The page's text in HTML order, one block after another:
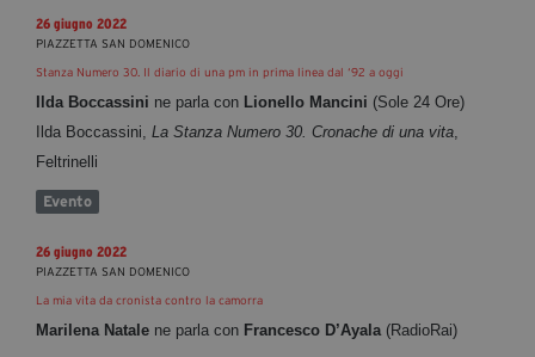
26 giugno 2022
PIAZZETTA SAN DOMENICO
Stanza Numero 30. Il diario di una pm in prima linea dal ‘92 a oggi
Ilda Boccassini ne parla con Lionello Mancini (Sole 24 Ore)
Ilda Boccassini, La Stanza Numero 30. Cronache di una vita
Feltrinelli
Evento
26 giugno 2022
PIAZZETTA SAN DOMENICO
La mia vita da cronista contro la camorra
Marilena Natale ne parla con Francesco D’Ayala (RadioRai)